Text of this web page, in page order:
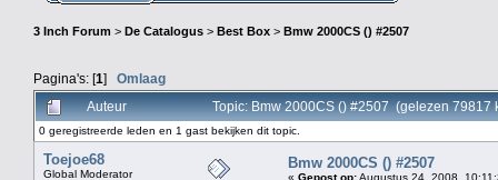
3 Inch Forum > De Catalogus > Best Box > Bmw 2000CS () #2507
Pagina's: [1] Omlaag
Auteur
Topic: Bmw 2000CS () #2507 (gelezen 79817
0 geregistreerde leden en 1 gast bekijken dit topic.
Toejoe68
Global Moderator
Bmw 2000CS () #2507
« Gepost op:Augustus 24, 2008,